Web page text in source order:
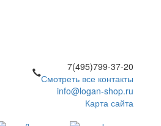
7(495)799-37-20
Смотреть все контакты
info@logan-shop.ru
Карта сайта